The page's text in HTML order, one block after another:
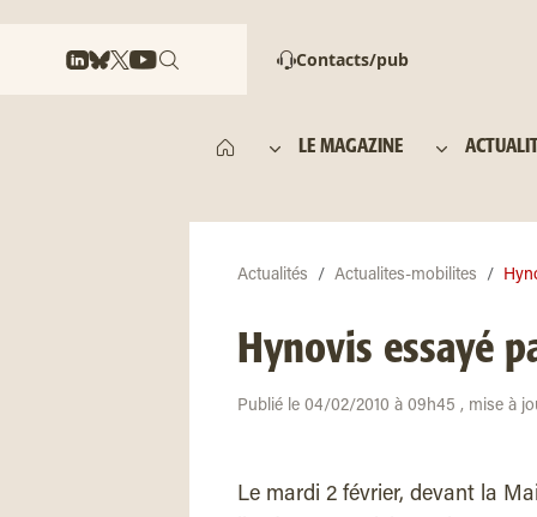
Contacts/pub
LE MAGAZINE
Actualités Actualites-mobilites
Hynovis essayé
Publié le 04/02/2010 à 09h45 , mise à
Le mardi 2 février, devant la